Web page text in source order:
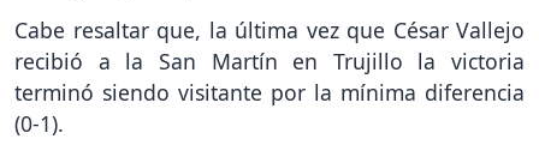
Cabe resaltar que, la última vez que César Vallejo
recibió a la San Martín en Trujillo la victoria
terminó siendo visitante por la mínima diferencia
(0-1).